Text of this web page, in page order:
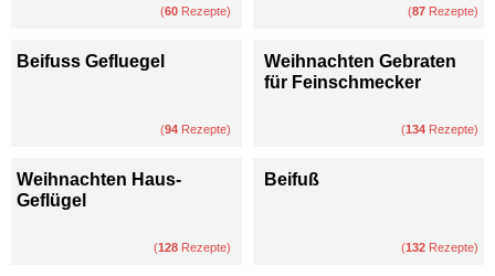
(60 Rezepte) (87 Rezepte)
Beifuss Gefluegel
(94 Rezepte)
Weihnachten Gebraten
für Feinschmecker
(134 Rezepte)
Weihnachten Haus-
Geflügel
(128 Rezepte)
Beifuß
(132 Rezepte)